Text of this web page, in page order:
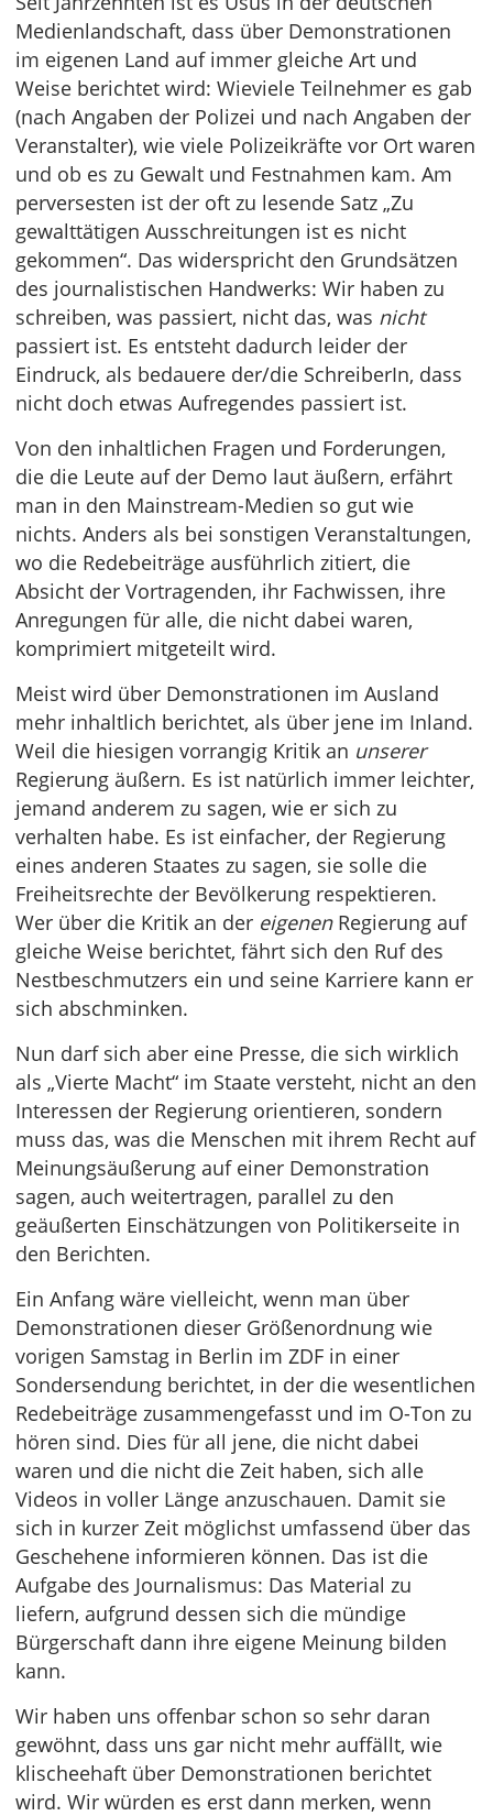
Medienlandschaft, dass über Demonstrationen
im eigenen Land auf immer gleiche Art und
Weise berichtet wird: Wieviele Teilnehmer es gab
(nach Angaben der Polizei und nach Angaben der
Veranstalter), wie viele Polizeikräfte vor Ort waren
und ob es zu Gewalt und Festnahmen kam. Am
perversesten ist der oft zu lesende Satz „Zu
gewalttätigen Ausschreitungen ist es nicht
gekommen“. Das widerspricht den Grundsätzen
des journalistischen Handwerks: Wir haben zu
schreiben, was passiert, nicht das, was nicht
passiert ist. Es entsteht dadurch leider der
Eindruck, als bedauere der/die SchreiberIn, dass
nicht doch etwas Aufregendes passiert ist.
Von den inhaltlichen Fragen und Forderungen,
die die Leute auf der Demo laut äußern, erfährt
man in den Mainstream-Medien so gut wie
nichts. Anders als bei sonstigen Veranstaltungen,
wo die Redebeiträge ausführlich zitiert, die
Absicht der Vortragenden, ihr Fachwissen, ihre
Anregungen für alle, die nicht dabei waren,
komprimiert mitgeteilt wird.
Meist wird über Demonstrationen im Ausland
mehr inhaltlich berichtet, als über jene im Inland.
Weil die hiesigen vorrangig Kritik an unserer
Regierung äußern. Es ist natürlich immer leichter,
jemand anderem zu sagen, wie er sich zu
verhalten habe. Es ist einfacher, der Regierung
eines anderen Staates zu sagen, sie solle die
Freiheitsrechte der Bevölkerung respektieren.
Wer über die Kritik an der eigenenRegierung auf
gleiche Weise berichtet, fährt sich den Ruf des
Nestbeschmutzers ein und seine Karriere kann er
sich abschminken.
Nun darf sich aber eine Presse, die sich wirklich
als „Vierte Macht“ im Staate versteht, nicht an den
Interessen der Regierung orientieren, sondern
muss das, was die Menschen mit ihrem Recht auf
Meinungsäußerung auf einer Demonstration
sagen, auch weitertragen, parallel zu den
geäußerten Einschätzungen von Politikerseite in
den Berichten.
Ein Anfang wäre vielleicht, wenn man über
Demonstrationen dieser Größenordnung wie
vorigen Samstag in Berlin im ZDF in einer
Sondersendung berichtet, in der die wesentlichen
Redebeiträge zusammengefasst und im O-Ton zu
hören sind. Dies für all jene, die nicht dabei
waren und die nicht die Zeit haben, sich alle
Videos in voller Länge anzuschauen. Damit sie
sich in kurzer Zeit möglichst umfassend über das
Geschehene informieren können. Das ist die
Aufgabe des Journalismus: Das Material zu
liefern, aufgrund dessen sich die mündige
Bürgerschaft dann ihre eigene Meinung bilden
kann.
Wir haben uns offenbar schon so sehr daran
gewöhnt, dass uns gar nicht mehr auffällt, wie
klischeehaft über Demonstrationen berichtet
wird. Wir würden es erst dann merken, wenn